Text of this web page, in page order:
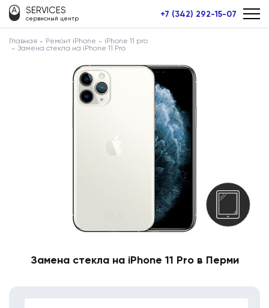
SERVICES
сервисный центр +7 (342) 292-15-07
Главная Ремонт iPhone
iPhone 11 pro
Замена стекла на iPhone 11 Pro
Замена стекла на iPhone 11 Pro в Перми